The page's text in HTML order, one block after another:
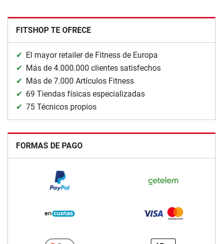
FITSHOP TE OFRECE
El mayor retailer de Fitness de Europa
Más de 4.000.000 clientes satisfechos
Más de 7.000 Artículos Fitness
69 Tiendas físicas especializadas
75 Técnicos propios
FORMAS DE PAGO